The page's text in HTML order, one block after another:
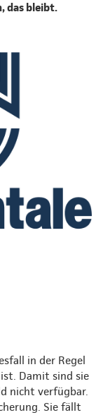
das bleibt.
in der Regel
Damit sind sie
nicht verfügbar.
Sie fällt